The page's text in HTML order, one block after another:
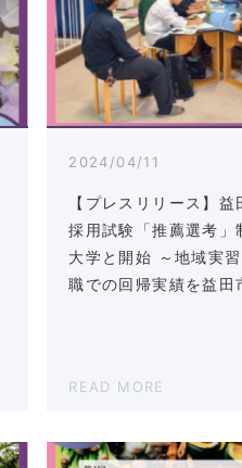
2024/04/11
【プレスリリース】益
採用試験「推薦選考」
大学と開始 ～地域実
職での回帰実績を益田
READ MORE